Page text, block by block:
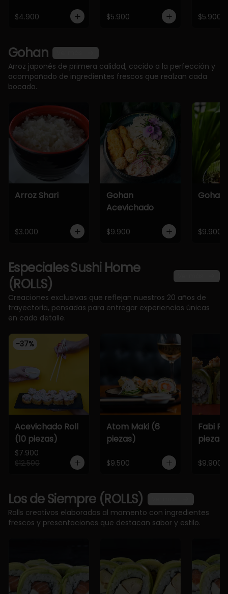
$4.900 $5.900 $5.900
Gohan
Arroz japonés de primera calidad, cocido a la perfección y
acompañado de ingredientes frescos que realzan cada
bocado.
Arroz Shari
$3.000
Gohan
Acevichado
$9.900
Gohan
$9.900
Especiales Sushi Home
(ROLLS)
Creaciones exclusivas que reflejan nuestros 20 años de
trayectoria, pensadas para entregar experiencias únicas
en cada detalle.
-37%
Acevichado Roll
(10 piezas)
$7.900
$12.500
Atom Maki (6
piezas)
$9.500
Fabi
piezas)
$9.900
Los de Siempre (ROLLS)
Rolls creativos elaborados al momento con ingredientes
frescos y presentaciones que destacan sabor y estilo.